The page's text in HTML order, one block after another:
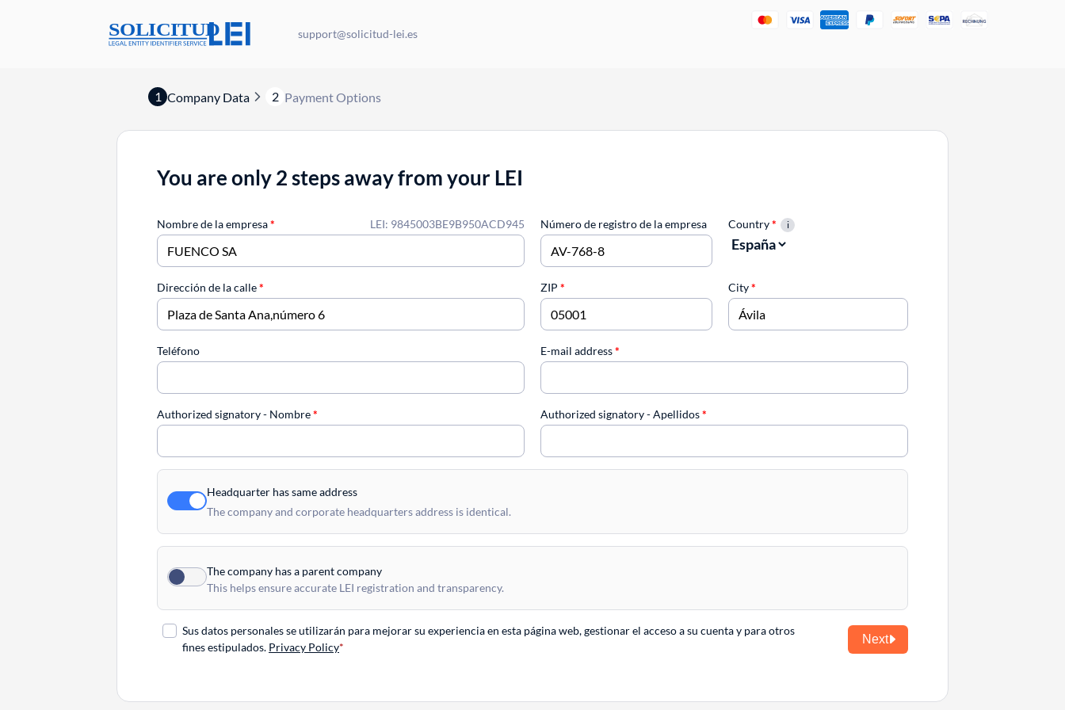
support@solicitud-lei.es
1 Company Data 2 Payment Options
You are only 2 steps away from your LEI
LEI: 9845003BE9B950ACD945
Nombre de la empresa* Número de registro de la empresa Country*
Dirección de la calle* ZIP * City*
Teléfono E-mail address*
Authorized signatory - Nombre* Authorized signatory - Apellidos*
Headquarter has same address
The company and corporate headquarters address is identical.
The company has a parent company
This helps ensure accurate LEI registration and transparency.
Sus datos personales se utilizarán para mejorar su experiencia en esta página web, gestionar el acceso a su cuenta y para otros
fines estipulados. Privacy Policy
Next